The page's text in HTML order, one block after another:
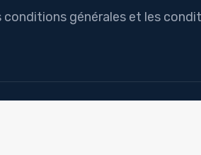
générales et les